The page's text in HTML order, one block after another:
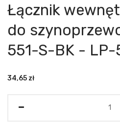
Łącznik
do
551-S-BK - LP-
34,65 zł